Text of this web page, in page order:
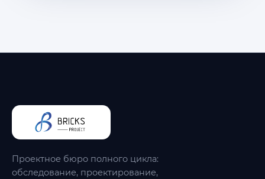
Проектное бюро полного цикла:
обследование, проектирование,